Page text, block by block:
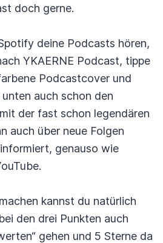
doch gerne.
deine Podcasts hören,
YKAERNE Podcast, tippe
Podcastcover und
auch schon den
der fast schon legendären
auch über neue Folgen
genauso wie
kannst du natürlich
den drei Punkten auch
gehen und 5 Sterne da